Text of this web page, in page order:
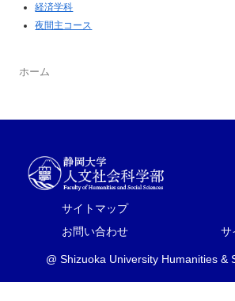
経済学科
夜間主コース
ホーム
サイトマップ
お問い合わせ
サ
@ Shizuoka University Humanities &